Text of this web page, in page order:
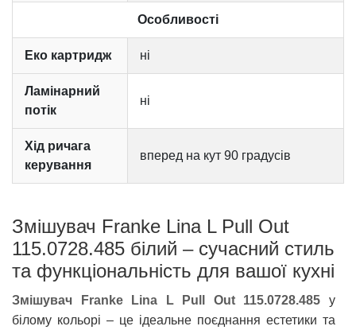
Особливості
Еко картридж ні
Ламінарний
потік
ні
Хід ричага
керування
вперед на кут 90 градусів
Змішувач Franke Lina L Pull Out
115.0728.485 білий – сучасний стиль
та функціональність для вашої кухні
Змішувач Franke Lina L Pull Out 115.0728.485 у
білому кольорі – це ідеальне поєднання естетики та